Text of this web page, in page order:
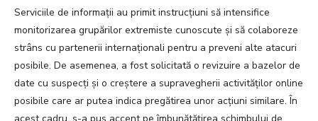
Serviciile de informații au primit instrucțiuni să intensifice
monitorizarea grupărilor extremiste cunoscute și să colaboreze
strâns cu partenerii internaționali pentru a preveni alte atacuri
posibile. De asemenea, a fost solicitată o revizuire a bazelor de
date cu suspecți și o creștere a supravegherii activităților online
posibile care ar putea indica pregătirea unor acțiuni similare. În